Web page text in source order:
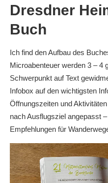
Dresdner
Buch
Ich find den Aufbau des
Microabenteuer werden 3 – 4
Schwerpunkt auf Text
Infobox auf den wichtigsten
Öffnungszeiten und
nach Ausflugsziel angepasst
Empfehlungen für